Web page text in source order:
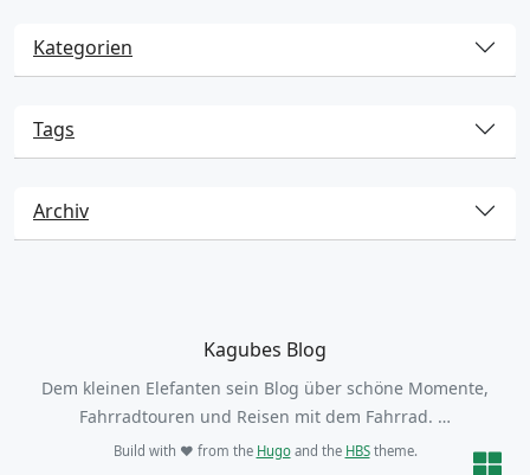
Kategorien
Tags
Archiv
Kagubes Blog
Dem kleinen Elefanten sein Blog über schöne Momente,
Fahrradtouren und Reisen mit dem Fahrrad. …
Build with ❤️ from the Hugoand the HBStheme.